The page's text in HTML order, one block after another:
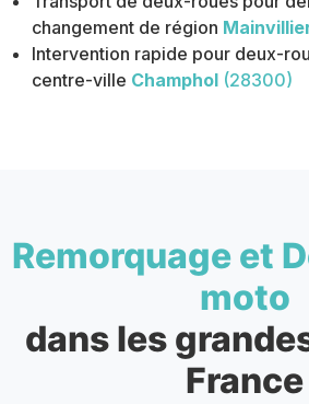
changement de région
Intervention rapide pour deux-
centre-ville Champhol (28300)
Remorquage et
moto
dans les
France